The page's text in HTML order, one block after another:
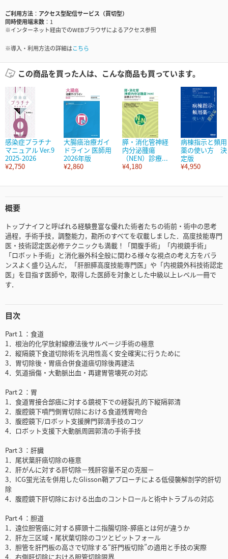
ご利用方法
アクセス型配信サービス（買切型）
同時使用端末数
1
※インターネット経由でのWEBブラウザによるアクセス参照
※導入・利用方法の詳細はこちら
この商品を買った人は、こんな商品も買っています。
感染症プラチナ
マニュアル Ver.9
2025-2026
¥2,750
大腸癌治療ガイ
ドライン 医師用
2026年版
¥2,860
膵・消化管神経
内分泌腫瘍
（NEN）診療...
¥4,180
病棟指示と頻用
薬の使い方 決
定版
¥4,950
概要
トップナイフと呼ばれる経験豊富な優れた術者たちの術前・術中の思考
過程，手術手技，調整能力，勘所のすべてを収載しました．高度技能専門
医・技術認定医必修テクニックも満載！「開腹手術」「内視鏡手術」
「ロボット手術」と消化器外科全般に関わる様々な視点の考え方をバラ
ンスよく盛り込んだ，「肝胆膵高度技能専門医」や「内視鏡外科技術認定
医」を目指す医師や，取得した医師を対象とした中級以上レベル一冊で
す．
目次
Part１：食道
1．根治的化学放射線療法後サルベージ手術の極意
2．縦隔鏡下食道切除術を汎用性高く安全確実に行うために
3．胃切除後・胃癌合併食道癌切除後再建法
4．気道損傷・大動脈出血・再建胃管壊死の対応
Part２：胃
1．食道胃接合部癌に対する鏡視下での経裂孔的下縦隔郭清
2．腹腔鏡下噴門側胃切除における食道残胃吻合
3．腹腔鏡下/ロボット支援脾門郭清手技のコツ
4．ロボット支援下大動脈周囲郭清の手術手技
Part３：肝臓
1．尾状葉肝癌切除の極意
2．肝がんに対する肝切除－残肝容量不足の克服－
3．ICG蛍光法を併用したGlisson鞘アプローチによる低侵襲解剖学的肝切
除
4．腹腔鏡下肝切除における出血のコントロールと術中トラブルの対応
Part４：胆道
1．遠位胆管癌に対する膵頭十二指腸切除-膵癌とは何が違うか
2．肝左三区域・尾状葉切除のコツとピットフォール
3．胆管を肝門板の高さで切除する“肝門板切除”の適用と手技の実際
4．右側肝切除における胆管切除限界